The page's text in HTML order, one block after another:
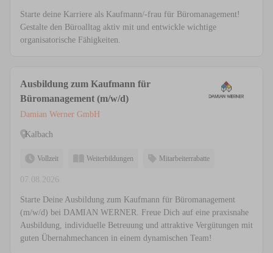
Starte deine Karriere als Kaufmann/-frau für Büromanagement!
Gestalte den Büroalltag aktiv mit und entwickle wichtige
organisatorische Fähigkeiten.
Ausbildung zum Kaufmann für
Büromanagement (m/w/d)
Damian Werner GmbH
Kalbach
Vollzeit Weiterbildungen Mitarbeiterrabatte
07.08.2026
Starte Deine Ausbildung zum Kaufmann für Büromanagement
(m/w/d) bei DAMIAN WERNER. Freue Dich auf eine praxisnahe
Ausbildung, individuelle Betreuung und attraktive Vergütungen mit
guten Übernahmechancen in einem dynamischen Team!